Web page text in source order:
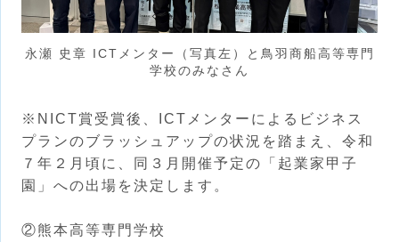
永瀬 史章 ICTメンター（写真左）と鳥羽商船高等専門
学校のみなさん
※NICT賞受賞後、ICTメンターによるビジネス
プランのブラッシュアップの状況を踏まえ、令和
７年２月頃に、同３月開催予定の「起業家甲子
園」への出場を決定します。
②熊本高等専門学校